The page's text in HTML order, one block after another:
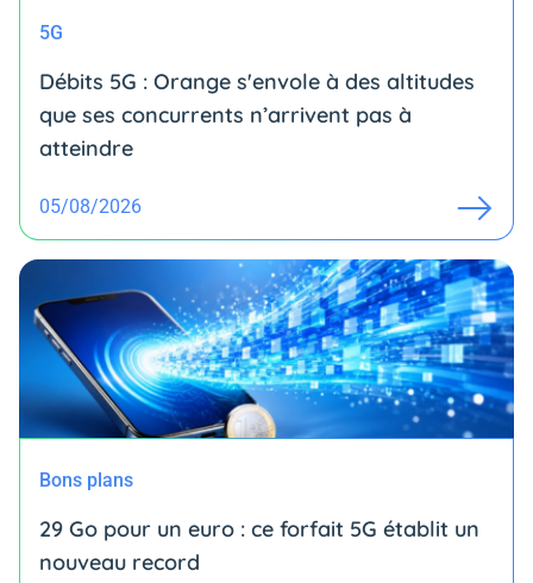
5G
Débits 5G : Orange s'envole à des altitudes
que ses concurrents n’arrivent pas à
atteindre
05/08/2026
Bons plans
29 Go pour un euro : ce forfait 5G établit un
nouveau record